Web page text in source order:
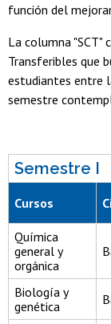
función del
La columna "SCT"
Transferibles que
estudiantes entre
semestre
Semestre I
Cursos
Química
general y
orgánica
Biología y
genética